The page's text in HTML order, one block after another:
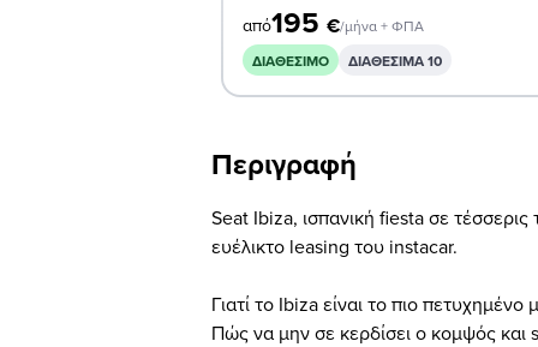
από195 €/μήνα + ΦΠΑ
ΔΙΑΘΈΣΙΜΟ
ΔΙΑΘΕΣΙΜΑ 10
Περιγραφή
Seat Ibiza, ισπανική fiesta σε
ευέλικτο leasing του instacar.
Γιατί το Ibiza είναι το πιο πετυχημένο
Πώς να μην σε κερδίσει ο κομψός